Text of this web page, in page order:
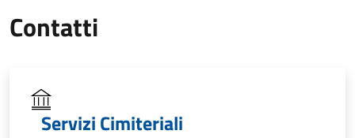
Contatti
Servizi Cimiteriali